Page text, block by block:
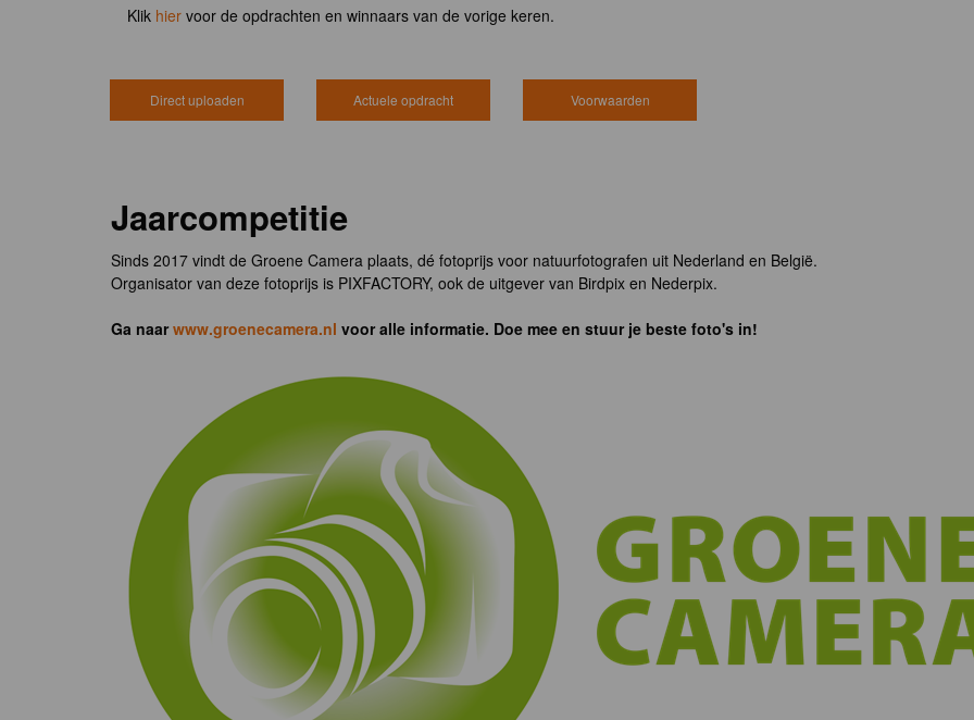
Klik hier voor de opdrachten en winnaars van de vorige keren.
Direct uploaden Actuele opdracht Voorwaarden
Jaarcompetitie
Sinds 2017 vindt de Groene Camera plaats, dé fotoprijs voor natuurfotografen uit Nederland en België.
Organisator van deze fotoprijs is PIXFACTORY, ook de uitgever van Birdpix en Nederpix.
Ga naarwww.groenecamera.nl voor alle informatie. Doe mee en stuur je beste foto's in!